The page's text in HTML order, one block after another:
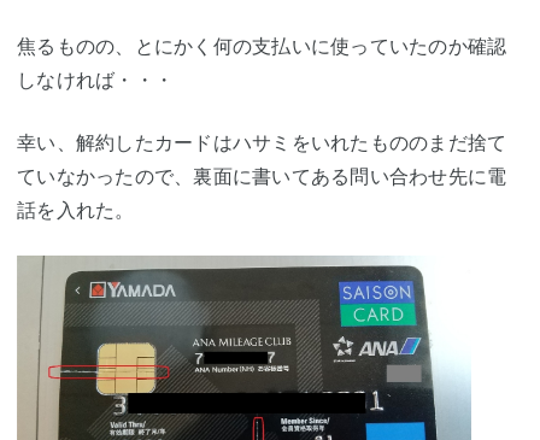
焦るものの、とにかく何の支払いに使っていたのか確認
しなければ・・・
幸い、解約したカードはハサミをいれたもののまだ捨て
ていなかったので、裏面に書いてある問い合わせ先に電
話を入れた。